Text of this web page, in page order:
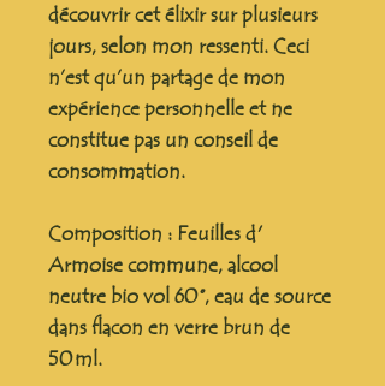
découvrir cet élixir sur plusieurs
jours, selon mon ressenti. Ceci
n’est qu’un partage de mon
expérience personnelle etne
constitue pas un conseil de
consommation.
Composition : Feuilles d'
Armoise commune, alcool
neutre bio vol 60 °, eau de source
dans flacon en verre brun de
50 ml.